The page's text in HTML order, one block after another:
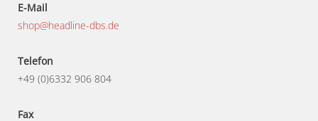
E-Mail
shop@headline-dbs.de
Telefon
+49 (0)6332 906 804
Fax